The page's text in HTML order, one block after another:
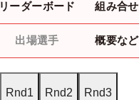
リーダーボード 組み合せ
出場選手 概要など
Rnd1 Rnd2 Rnd3